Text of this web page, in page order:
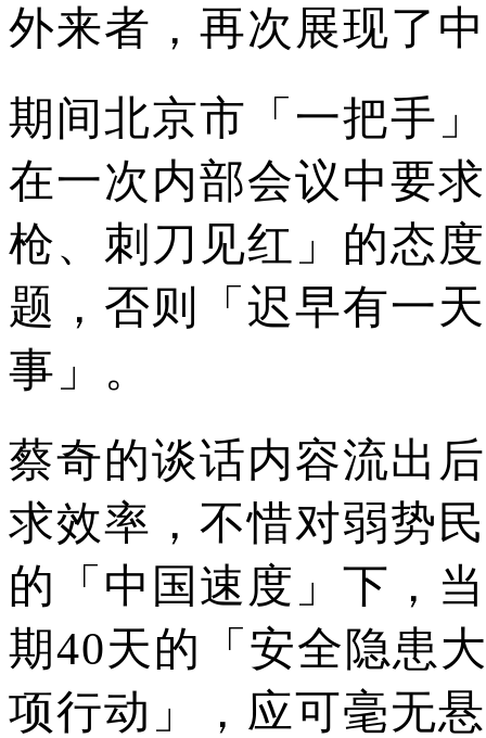
外来者，再次展现了
期间北京市「一把手
在一次内部会议中要
枪、刺刀见红」的态
题，否则「迟早有一
事」。
蔡奇的谈话内容流出
求效率，不惜对弱势
的「中国速度」下，
期40天的「安全隐患
项行动」，应可毫无